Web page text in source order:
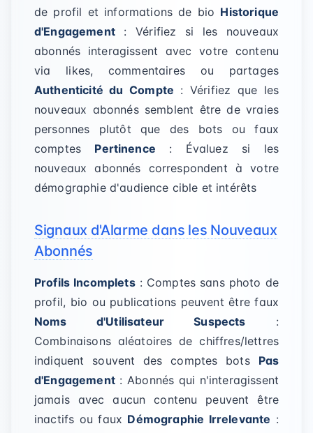
de profil et informations de bio Historique
d'Engagement: Vérifiez si les nouveaux
abonnés interagissent avec votre contenu
via likes, commentaires ou partages
Authenticité du Compte : Vérifiez que les
nouveaux abonnés semblent être de vraies
personnes plutôt que des bots ou faux
comptes Pertinence : Évaluez si les
nouveaux abonnés correspondent à votre
démographie d'audience cible et intérêts
Signaux d'Alarme dans les Nouveaux
Abonnés
Profils Incomplets: Comptes sans photo de
profil, bio ou publications peuvent être faux
Noms d'Utilisateur Suspects :
Combinaisons aléatoires de chiffres/lettres
indiquent souvent des comptes bots Pas
d'Engagement: Abonnés qui n'interagissent
jamais avec aucun contenu peuvent être
inactifs ou faux Démographie Irrelevante :